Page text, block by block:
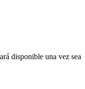
disponible una vez sea